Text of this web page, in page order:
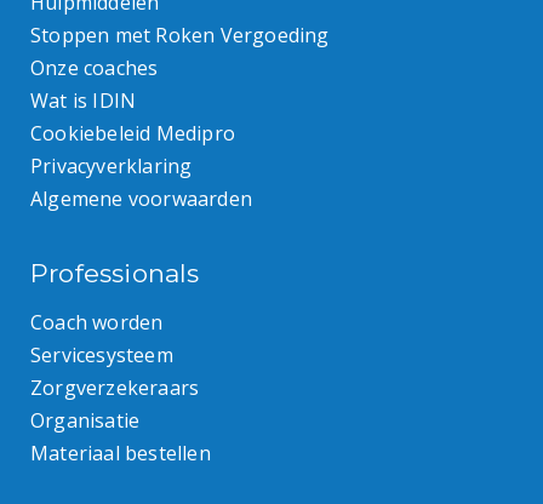
Stoppen met Roken Vergoeding
Onze coaches
Wat is IDIN
Cookiebeleid Medipro
Privacyverklaring
Algemene voorwaarden
Professionals
Coach worden
Servicesysteem
Zorgverzekeraars
Organisatie
Materiaal bestellen